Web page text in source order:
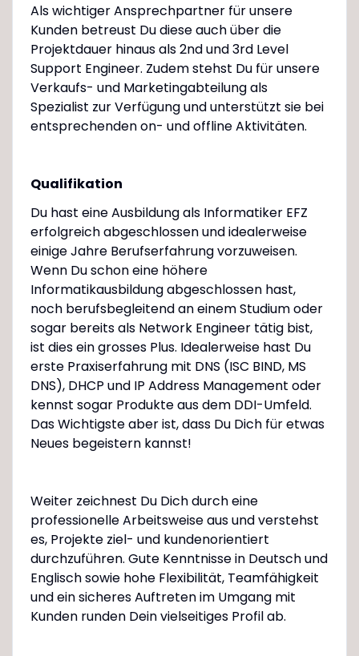
Als wichtiger Ansprechpartner für unsere
Kunden betreust Du diese auch über die
Projektdauer hinaus als 2nd und 3rd Level
Support Engineer. Zudem stehst Du für unsere
Verkaufs- und Marketingabteilung als
Spezialist zur Verfügung und unterstützt sie bei
entsprechenden on- und offline Aktivitäten.
Qualifikation
Du hast eine Ausbildung als Informatiker EFZ
erfolgreich abgeschlossen und idealerweise
einige Jahre Berufserfahrung vorzuweisen.
Wenn Du schon eine höhere
Informatikausbildung abgeschlossen hast,
noch berufsbegleitend an einem Studium oder
sogar bereits als Network Engineer tätig bist,
ist dies ein grosses Plus. Idealerweise hast Du
erste Praxiserfahrung mit DNS (ISC BIND, MS
DNS), DHCP und IP Address Management oder
kennst sogar Produkte aus dem DDI-Umfeld.
Das Wichtigste aber ist, dass Du Dich für etwas
Neues begeistern kannst!
Weiter zeichnest Du Dich durch eine
professionelle Arbeitsweise aus und verstehst
es, Projekte ziel- und kundenorientiert
durchzuführen. Gute Kenntnisse in Deutsch und
Englisch sowie hohe Flexibilität, Teamfähigkeit
und ein sicheres Auftreten im Umgang mit
Kunden runden Dein vielseitiges Profil ab.